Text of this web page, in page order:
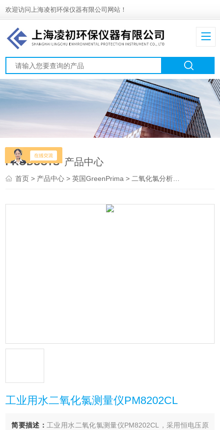
欢迎访问上海凌初环保仪器有限公司网站！
PRODUCTS 产品中心
首页> 产品中心 >英国GreenPrima >二氧化氯分析仪
工业用水二氧化氯测量仪PM8202CL
简要描述：工业用水二氧化氯测量仪PM8202CL，采用恒电压原